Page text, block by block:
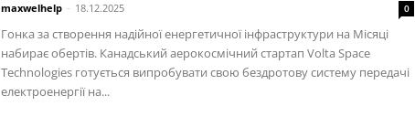
maxwelhelp - 18.12.2025 0
Гонка за створення надійної енергетичної інфраструктури на Місяці
набирає обертів. Канадський аерокосмічний стартап Volta Space
Technologies готується випробувати свою бездротову систему передачі
електроенергії на...